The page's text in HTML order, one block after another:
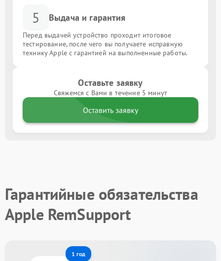
5 Выдача и гарантия
Перед выдачей устройство проходит итоговое
тестирование, после чего вы получаете исправную
технику Apple с гарантией на выполненные работы.
Оставьте заявку
Свяжемся с Вами в течение 5 минут
Оставить заявку
Гарантийные обязательства
Apple RemSupport
1 год